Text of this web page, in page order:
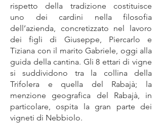
rispetto della tradizione costituisce
uno dei cardini nella filosofia
dell’azienda, concretizzato nel lavoro
dei figli di Giuseppe, Piercarlo e
Tiziana con il marito Gabriele, oggi alla
guida della cantina. Gli 8 ettari di vigne
si suddividono tra la collina della
Trifolera e quella del Rabajà; la
menzione geografica del Rabajà, in
particolare, ospita la gran parte dei
vigneti di Nebbiolo.